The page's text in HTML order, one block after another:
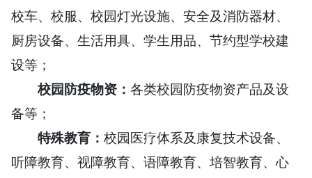
校车、校服、校园灯光设施、安全及消防器材、
厨房设备、生活用具、学生用品、节约型学校建
设等；
校园防疫物资： 各类校园防疫物资产品及设
备等；
特殊教育： 校园医疗体系及康复技术设备、
听障教育、视障教育、语障教育、培智教育、心